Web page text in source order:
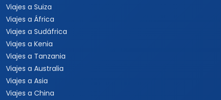
Viajes a Suiza
Viajes a África
Viajes a Sudáfrica
Viajes a Kenia
Viajes a Tanzania
Viajes a Australia
Viajes a Asia
Viajes a China